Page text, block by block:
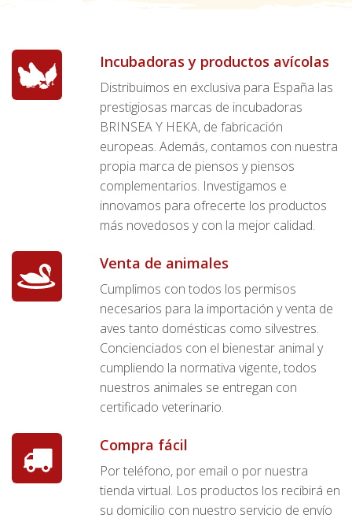
Incubadoras y productos avícolas
Distribuimos en exclusiva para España las
prestigiosas marcas de incubadoras
BRINSEA Y HEKA, de fabricación
europeas. Además, contamos con nuestra
propia marca de piensos y piensos
complementarios. Investigamos e
innovamos para ofrecerte los productos
más novedosos y con la mejor calidad.
Venta de animales
Cumplimos con todos los permisos
necesarios para la importación y venta de
aves tanto domésticas como silvestres.
Concienciados con el bienestar animal y
cumpliendo la normativa vigente, todos
nuestros animales se entregan con
certificado veterinario.
Compra fácil
Por teléfono, por email o por nuestra
tienda virtual. Los productos los recibirá en
su domicilio con nuestro servicio de envío